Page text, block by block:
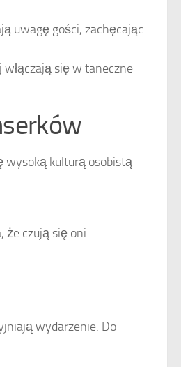
uwagę gości, zachęcając
się w taneczne
wysoką kulturą osobistą
że czują się oni
wydarzenie. Do